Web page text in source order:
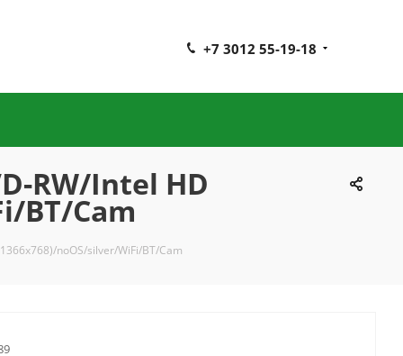
+7 3012 55-19-18
RW/Intel HD
BT/Cam
noOS/silver/WiFi/BT/Cam